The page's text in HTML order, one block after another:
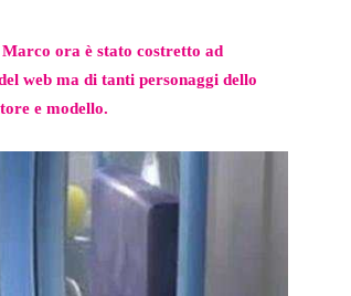
Marco ora è stato costretto ad
web ma di tanti personaggi dello
e modello.